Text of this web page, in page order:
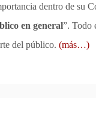
dentro de su
en general”. Todo
del público. (más…)